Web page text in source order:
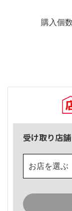
購入個数
受け取り店舗
お店を選ぶ